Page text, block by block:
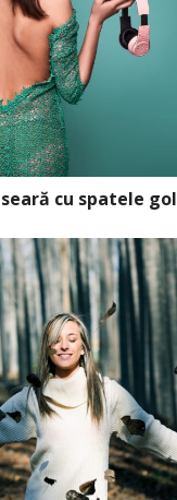
cu spatele gol